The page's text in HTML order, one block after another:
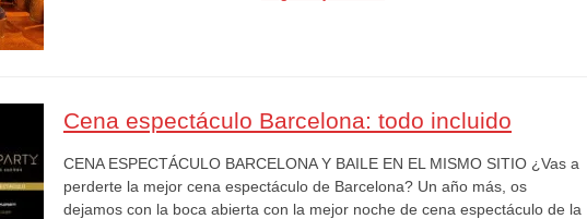
Cena espectáculo Barcelona: todo incluido
CENA ESPECTÁCULO BARCELONA Y BAILE EN EL MISMO SITIO ¿Vas a
perderte la mejor cena espectáculo de Barcelona? Un año más, os
dejamos con la boca abierta con la mejor noche de cena espectáculo de la